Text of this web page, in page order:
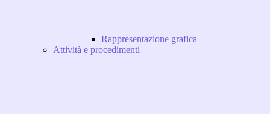
Rappresentazione grafica
Attività e procedimenti